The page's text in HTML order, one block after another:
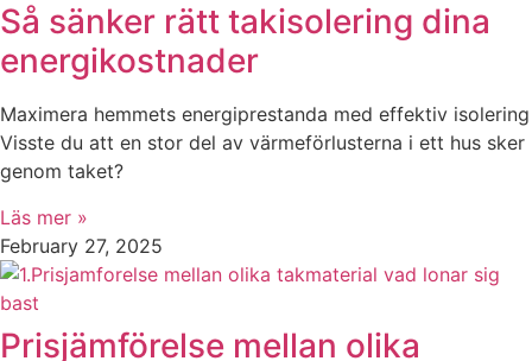
Så sänker rätt takisolering dina
energikostnader
Maximera hemmets energiprestanda med effektiv isolering
Visste du att en stor del av värmeförlusterna i ett hus sker
genom taket?
Läs mer »
February 27, 2025
Prisjämförelse mellan olika